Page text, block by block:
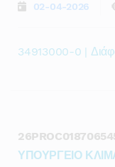
02-04-2026
34913000-0 |
ΥΠΟΥΡΓΕΙΟ